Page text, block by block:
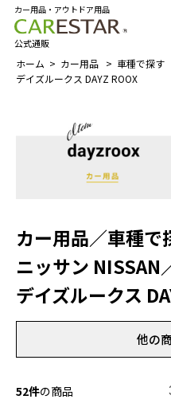
カー用品・アウトドア用品
公式通販
ホーム カー用品 車種で探す
デイズルークス DAYZ ROOX
カー用品／車種で
ニッサン NISSAN
デイズルークス
他の
52件の商品